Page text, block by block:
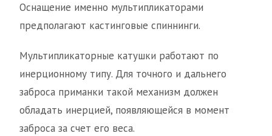
Оснащение именно мультипликаторами
предполагают кастинговые спиннинги.
Мультипликаторные катушки работают по
инерционному типу. Для точного и дальнего
заброса приманки такой механизм должен
обладать инерцией, появляющейся в момент
заброса за счет его веса.